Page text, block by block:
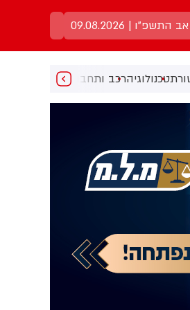
התשפ"ו | 09.08.2026
טכנולוגיהרכב ותחבורהמעניין